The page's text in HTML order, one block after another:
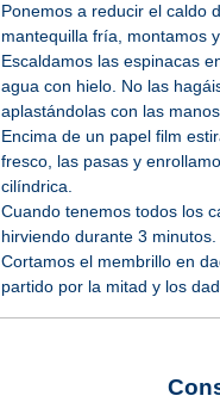
Ponemos a reducir el caldo
mantequilla fría, montamos
Escaldamos las espinacas
agua con hielo. No las
aplastándolas con las
Encima de un papel film
fresco, las pasas y
cilíndrica.
Cuando tenemos todos los
hirviendo durante 3 minutos.
Cortamos el membrillo en
partido por la mitad y los